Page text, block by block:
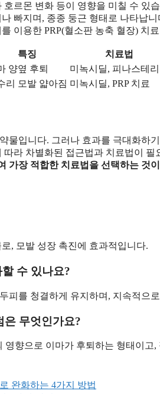
르몬 변화 등이 영향을 미칠 수 있
빠지며, 종종 둥근 형태로 나타납니
이용한 PRP(혈소판 농축 혈장) 치
특징
치료법
양옆 후퇴
미녹시딜, 피나스테
리 모발 얇아짐 미녹시딜, PRP 치료
물입니다. 그러나 효과를 극대화하
라 차별화된 접근법과 치료법이 필
가장 적합한 치료법을 선택하는 것
, 모발 성장 촉진에 효과적입니다.
수 있나요?
피를 청결하게 유지하며, 지속적으
은 무엇인가요?
향으로 이마가 후퇴하는 형태이고
완화하는 4가지 방법